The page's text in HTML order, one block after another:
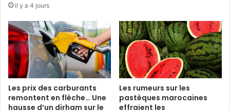
il y a 4 jours
Les prix des carburants
remontent en flèche… Une
hausse d’un dirham sur le
Les rumeurs sur les
pastèques marocaines
effraient les